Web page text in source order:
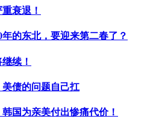
衰退！
的东北，要迎来第二春了？
续！
债的问题自己扛
国为亲美付出惨痛代价！